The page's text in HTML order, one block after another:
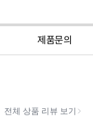
제품문의